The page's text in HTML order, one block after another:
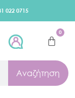
022 0715
0
Αναζήτηση